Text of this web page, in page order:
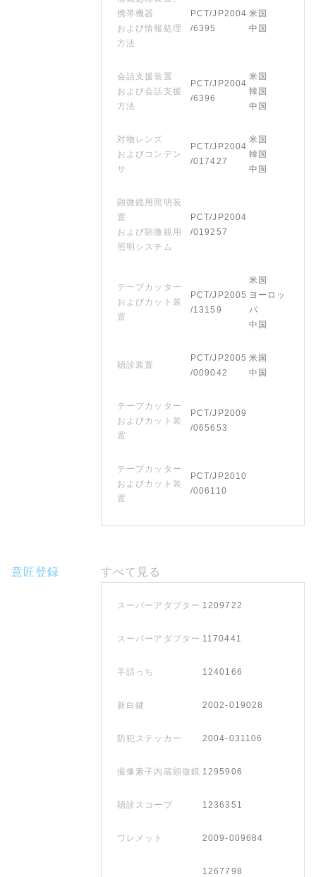
携帯機器
および情報処理
方法
PCT/JP2004
/6395
米国
中国
会話支援装置
および会話支援
方法
PCT/JP2004
/6396
米国
韓国
中国
対物レンズ
およびコンデン
サ
PCT/JP2004
/017427
米国
韓国
中国
顕微鏡用照明装
置
および顕微鏡用
照明システム
PCT/JP2004
/019257
テープカッター
およびカット装
置
PCT/JP2005
/13159
米国
ヨーロッ
パ
中国
聴診装置
PCT/JP2005
/009042
米国
中国
テープカッター
およびカット装
置
PCT/JP2009
/065653
テープカッター
およびカット装
置
PCT/JP2010
/006110
意匠登録 すべて見る
スーパーアダプター 1209722
スーパーアダプター 1170441
手話っち 1240166
新白鍵 2002-019028
防犯ステッカー 2004-031106
撮像素子内蔵顕微鏡 1295906
聴診スコープ 1236351
ワレメット 2009-009684
1267798